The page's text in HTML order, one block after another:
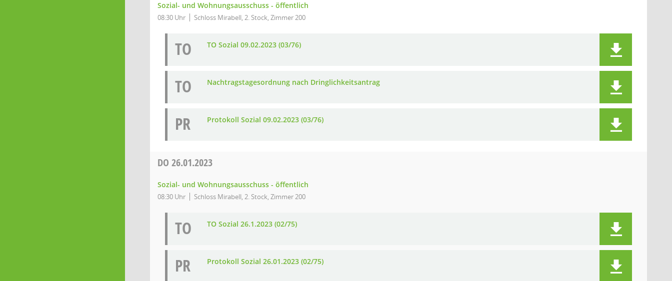
Sozial- und Wohnungsausschuss - öffentlich
08:30 Uhr Schloss Mirabell, 2. Stock, Zimmer 200
TO TO Sozial 09.02.2023 (03/76)
TO Nachtragstagesordnung nach Dringlichkeitsantrag
PR Protokoll Sozial 09.02.2023 (03/76)
DO 26.01.2023
Sozial- und Wohnungsausschuss - öffentlich
08:30 Uhr Schloss Mirabell, 2. Stock, Zimmer 200
TO TO Sozial 26.1.2023 (02/75)
PR Protokoll Sozial 26.01.2023 (02/75)